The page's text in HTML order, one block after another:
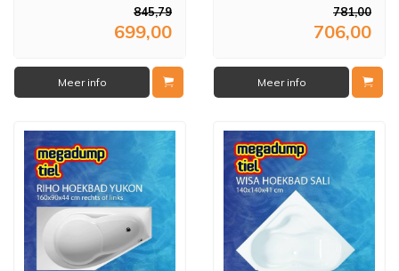
845,79
699,00
Meer info
781,00
706,00
Meer info